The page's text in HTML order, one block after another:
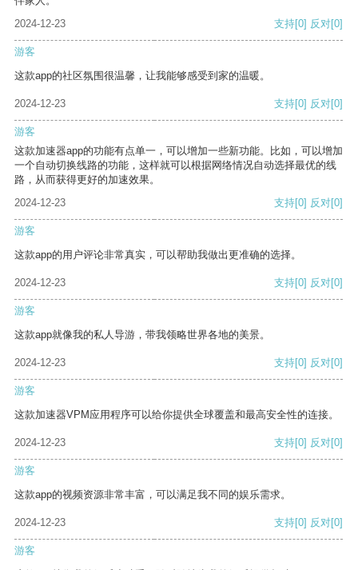
2024-12-23
支持[0] 反对[0]
游客
这款app的社区氛围很温馨，让我能够感受到家的温暖。
2024-12-23 支持[0] 反对[0]
游客
这款加速器app的功能有点单一，可以增加一些新功能。比如，可以增加
一个自动切换线路的功能，这样就可以根据网络情况自动选择最优的线
路，从而获得更好的加速效果。
2024-12-23
支持[0] 反对[0]
游客
这款app的用户评论非常真实，可以帮助我做出更准确的选择。
2024-12-23 支持[0] 反对[0]
游客
这款app就像我的私人导游，带我领略世界各地的美景。
2024-12-23 支持[0] 反对[0]
游客
这款加速器VPM应用程序可以给你提供全球覆盖和最高安全性的连接。
2024-12-23 支持[0] 反对[0]
游客
这款app的视频资源非常丰富，可以满足我不同的娱乐需求。
2024-12-23 支持[0] 反对[0]
游客